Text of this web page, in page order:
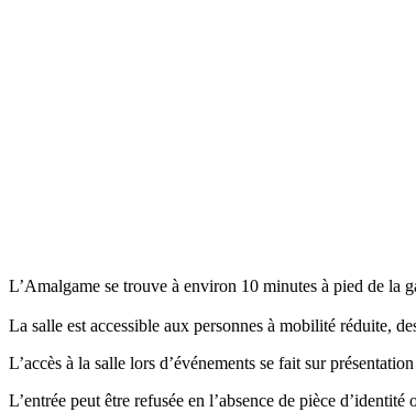
L’Amalgame se trouve à environ 10 minutes à pied de la
La salle est accessible aux personnes à mobilité réduite,
L’accès à la salle lors d’événements se fait sur
L’entrée peut être refusée en l’absence de pièce